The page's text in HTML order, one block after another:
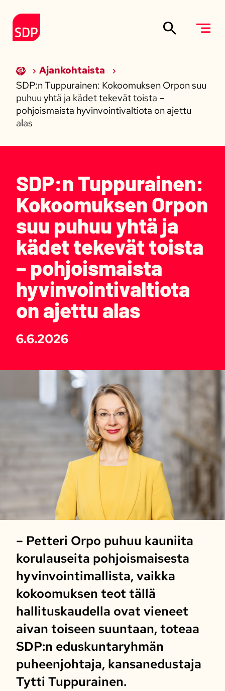
Etusivulle
Ajankohtaista
SDP:n Tuppurainen: Kokoomuksen Orpon suu
puhuu yhtä ja kädet tekevät toista –
pohjoismaista hyvinvointivaltiota on ajettu
alas
SDP:n Tuppurainen:
Kokoomuksen Orpon
suu puhuu yhtä ja
kädet tekevät toista
– pohjoismaista
hyvinvointivaltiota
on ajettu alas
6.6.2026
– Petteri Orpo puhuu kauniita
korulauseita pohjoismaisesta
hyvinvointimallista, vaikka
kokoomuksen teot tällä
hallituskaudella ovat vieneet
aivan toiseen suuntaan, toteaa
SDP:n eduskuntaryhmän
puheenjohtaja, kansanedustaja
Tytti Tuppurainen.